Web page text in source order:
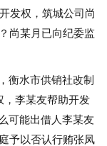
发权，筑城公司尚
尚某月已向纪委监
衡水市供销社改制
，李某友帮助开发
可能出借人李某友
予以否认行贿张凤